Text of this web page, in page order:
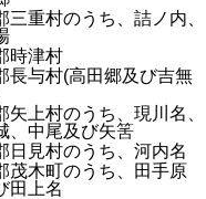
三重村のうち、詰ノ内、
時津村
長与村(高田郷及び吉無
矢上村のうち、現川名、
、中尾及び矢筈
日見村のうち、河内名
茂木町のうち、田手原
田上名